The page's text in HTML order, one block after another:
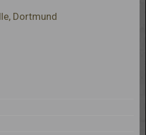
Dortmund